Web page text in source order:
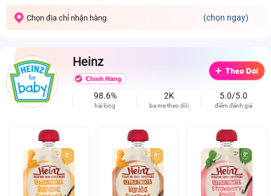
Chọn địa chỉ nhận hàng (chọn ngay)
Heinz
98.6%
hài lòng
2K
ba mẹ theo dõi
5.0/5.0
điểm đánh giá